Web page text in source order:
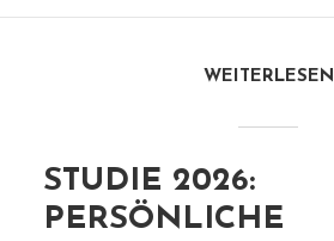
WEITERLESEN
STUDIE 2026:
PERSÖNLICHE